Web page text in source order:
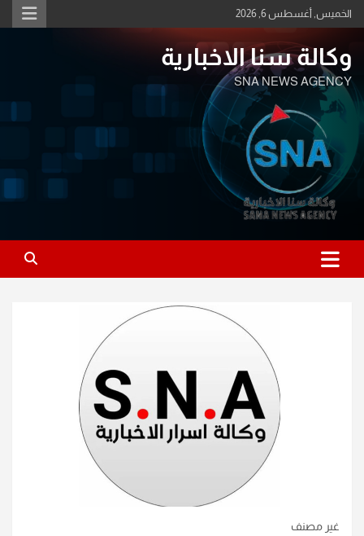
Skip
to
الخميس, أغسطس 6, 2026
وكالة سنا الاخبارية
SNA NEWS AGENCY
غير مصنف